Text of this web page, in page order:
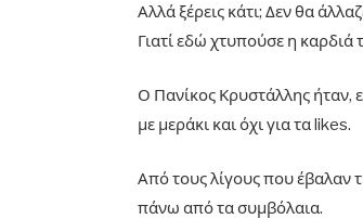
Αλλά ξέρεις κάτι; Δεν θα
Γιατί εδώ χτυπούσε η καρδιά
Ο Πανίκος Κρυστάλλης ήταν,
με μεράκι και όχι για τα likes.
Από τους λίγους που έβαλαν
πάνω από τα συμβόλαια.